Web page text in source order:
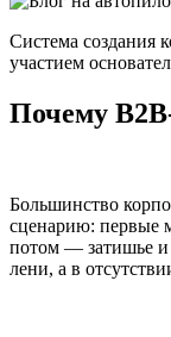
Система создания
участием
Почему
Большинство
сценарию: первые
потом — затишье и
лени, а в